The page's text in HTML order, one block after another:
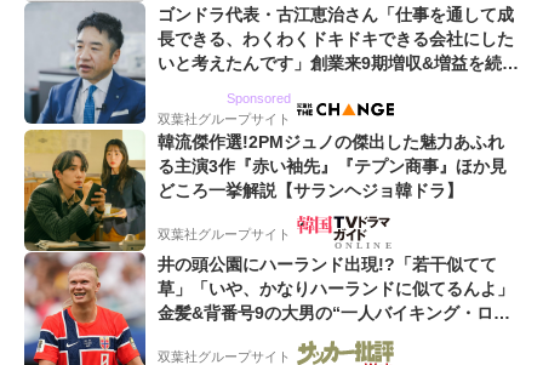
ゴンドラ代表・古江恵治さん「仕事を通して成
長できる、わくわくドキドキできる会社にした
いと考えたんです」創業来9期増収&増益を続け
Sponsored
双葉社グループサイト
韓流傑作選!2PMジュノの傑出した魅力あふれ
る主演3作『赤い袖先』『テプン商事』ほか見
どころ一挙解説【サランヘジョ韓ドラ】
双葉社グループサイト
井の頭公園にハーランド出現!?「若干似てて
草」「いや、かなりハーランドに似てるんよ」
金髪&背番号9の大男の“一人バイキング・ロ
ー”映像が話題!「元気をもらった」
双葉社グループサイト